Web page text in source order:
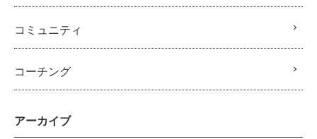
コミュニティ
コーチング
アーカイブ